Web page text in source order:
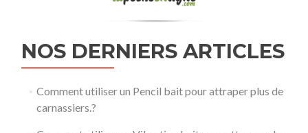
NOS DERNIERS ARTICLES
Comment utiliser un Pencil bait pour attraper plus de
carnassiers.?